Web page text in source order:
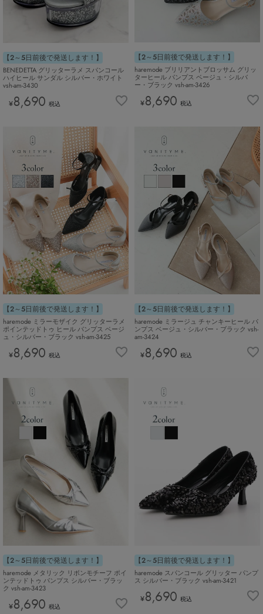
【2～5日前後で発送します！】
BENEDETTA グリッターラメ スパンコール
ハイヒール サンダル シルバー・ホワイト
vsh-am-3430
¥8,690 税込
【2～5日前後で発送します！】
haremode ブリリアントブロッサム グリッ
ターヒール パンプス ベージュ・シルバ
ー・ブラック vsh-am-3426
¥8,690 税込
【2～5日前後で発送します！】
haremode ミラーモザイク グリッターラメ
ポインテッドトゥ ヒール パンプス ベージ
ュ・シルバー・ブラック vsh-am-3425
¥8,690 税込
【2～5日前後で発送します！】
haremode ミラージュ チャンキーヒール パ
ンプス ベージュ・シルバー・ブラック vsh-
am-3424
¥8,690 税込
【2～5日前後で発送します！】
haremode メタリック リボンモチーフ ポイ
ンテッドトゥ パンプス シルバー・ブラッ
ク vsh-am-3423
¥8,690 税込
【2～5日前後で発送します！】
haremode スパンコール グリッター パンプ
ス シルバー・ブラック vsh-am-3421
¥8,690 税込